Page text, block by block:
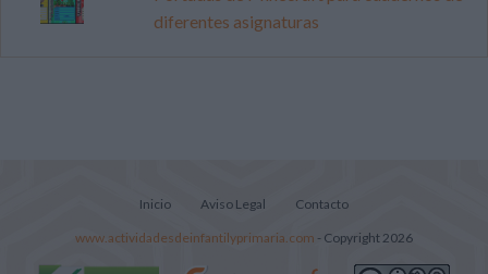
diferentes asignaturas
Inicio Aviso Legal Contacto
www.actividadesdeinfantilyprimaria.com - Copyright 2026